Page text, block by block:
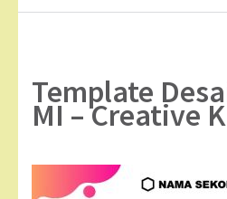
Template
MI – Creative